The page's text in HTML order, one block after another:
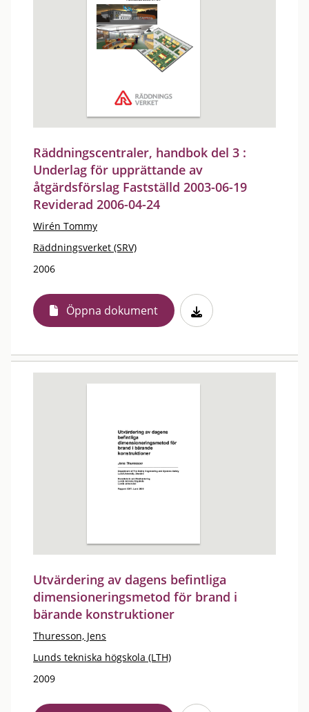
Räddningscentraler, handbok del 3 :
Underlag för upprättande av
åtgärdsförslag Fastställd 2003-06-19
Reviderad 2006-04-24
Wirén Tommy
Räddningsverket (SRV)
2006
Öppna dokument
Utvärdering av dagens befintliga
dimensioneringsmetod för brand i
bärande konstruktioner
Thuresson, Jens
Lunds tekniska högskola (LTH)
2009